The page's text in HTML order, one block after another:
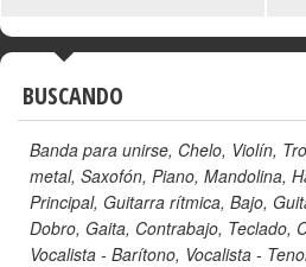
BUSCANDO
Banda para unirse, Chelo, Violín,
metal, Saxofón, Piano, Mandolina,
Principal, Guitarra rítmica, Bajo,
Dobro, Gaita, Contrabajo, Teclado,
Vocalista - Barítono, Vocalista -